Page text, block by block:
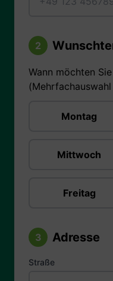
2
Wann möchten
Montag
Mittwoch
Freitag
3 Adresse
Straße